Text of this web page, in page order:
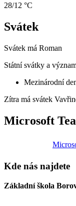
28/12 °C
Svátek
Svátek má Roman
Státní svátky a
Mezinárodní
Zítra má svátek
Microsoft
Kde nás najdete
Základní škola